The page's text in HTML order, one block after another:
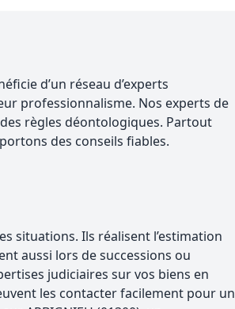
d’un réseau d’experts
professionnalisme. Nos experts de
règles déontologiques. Partout
des conseils fiables.
situations. Ils réalisent l’estimation
aussi lors de successions ou
judiciaires sur vos biens en
les contacter facilement pour un